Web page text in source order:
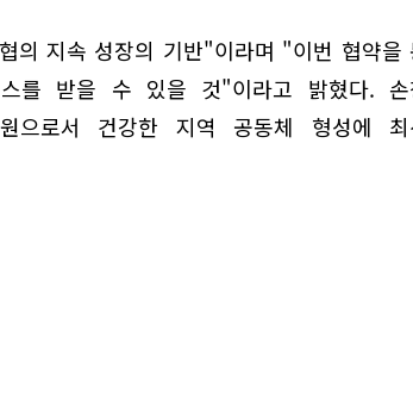
의 지속 성장의 기반"이라며 "이번 협약을
를 받을 수 있을 것"이라고 밝혔다. 손
으로서 건강한 지역 공동체 형성에 최